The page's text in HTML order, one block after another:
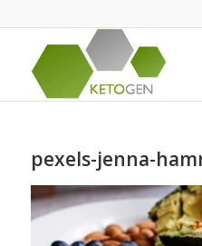
pexels-jenna-